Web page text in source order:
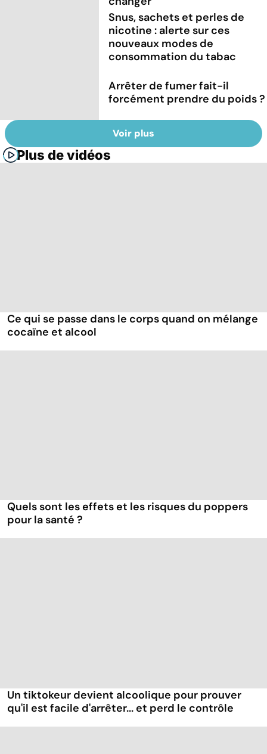
Snus, sachets et perles de
nicotine : alerte sur ces
nouveaux modes de
consommation du tabac
Arrêter de fumer fait-il
forcément prendre du poids ?
Voir plus
Plus de vidéos
Ce qui se passe dans le corps quand on mélange
cocaïne et alcool
Quels sont les effets et les risques du poppers
pour la santé ?
Un tiktokeur devient alcoolique pour prouver
qu'il est facile d'arrêter... et perd le contrôle